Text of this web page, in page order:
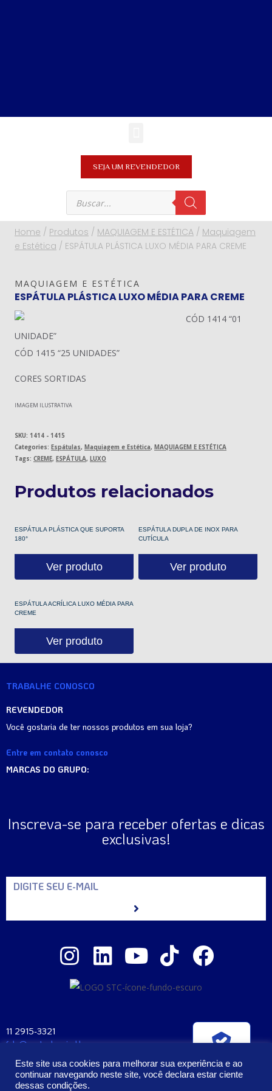
SEJA UM REVENDEDOR
Home / Produtos / MAQUIAGEM E ESTÉTICA / Maquiagem
e Estética / ESPÁTULA PLÁSTICA LUXO MÉDIA PARA CREME
MAQUIAGEM E ESTÉTICA
ESPÁTULA PLÁSTICA LUXO MÉDIA PARA CREME
CÓD 1414 “01
UNIDADE”
CÓD 1415 “25 UNIDADES”
CORES SORTIDAS
IMAGEM ILUSTRATIVA
SKU: 1414 - 1415
Categories: Espátulas, Maquiagem e Estética, MAQUIAGEM E ESTÉTICA
Tags: CREME, ESPÁTULA, LUXO
Produtos relacionados
ESPÁTULA PLÁSTICA QUE SUPORTA
180°
Ver produto
ESPÁTULA DUPLA DE INOX PARA
CUTÍCULA
Ver produto
ESPÁTULA ACRÍLICA LUXO MÉDIA PARA
CREME
Ver produto
TRABALHE CONOSCO
REVENDEDOR
Você gostaria de ter nossos produtos em sua loja?
Entre em contato conosco
MARCAS DO GRUPO:
Inscreva-se para receber ofertas e dicas
exclusivas!
11 2915-3321
fale@santaclara.ind.br
CEP: 04225-000
Este site usa cookies para melhorar sua experiência e ao
continuar navegando neste site, você declara estar ciente
dessas condições.